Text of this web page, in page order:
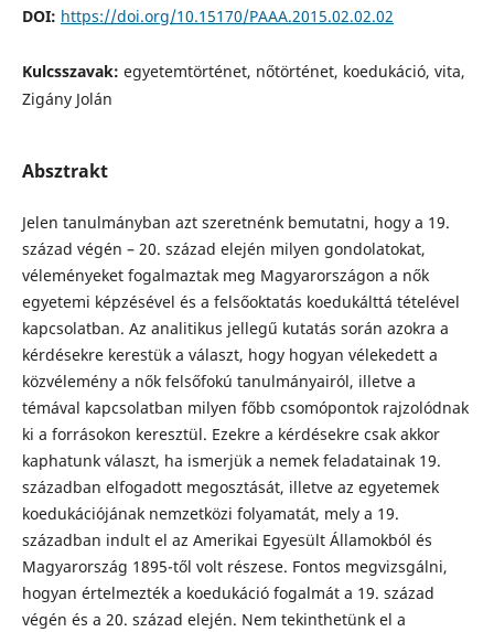
DOI: https://doi.org/10.15170/PAAA.2015.02.02.02
Kulcsszavak: egyetemtörténet, nőtörténet, koedukáció, vita,
Zigány Jolán
Absztrakt
Jelen tanulmányban azt szeretnénk bemutatni, hogy a 19.
század végén – 20. század elején milyen gondolatokat,
véleményeket fogalmaztak meg Magyarországon a nők
egyetemi képzésével és a felsőoktatás koedukálttá tételével
kapcsolatban. Az analitikus jellegű kutatás során azokra a
kérdésekre kerestük a választ, hogy hogyan vélekedett a
közvélemény a nők felsőfokú tanulmányairól, illetve a
témával kapcsolatban milyen főbb csomópontok rajzolódnak
ki a forrásokon keresztül. Ezekre a kérdésekre csak akkor
kaphatunk választ, ha ismerjük a nemek feladatainak 19.
században elfogadott megosztását, illetve az egyetemek
koedukációjának nemzetközi folyamatát, mely a 19.
században indult el az Amerikai Egyesült Államokból és
Magyarország 1895-től volt részese. Fontos megvizsgálni,
hogyan értelmezték a koedukáció fogalmát a 19. század
végén és a 20. század elején. Nem tekinthetünk el a